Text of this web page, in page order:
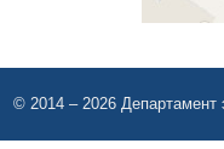
© 2014 – 2026 Департамент